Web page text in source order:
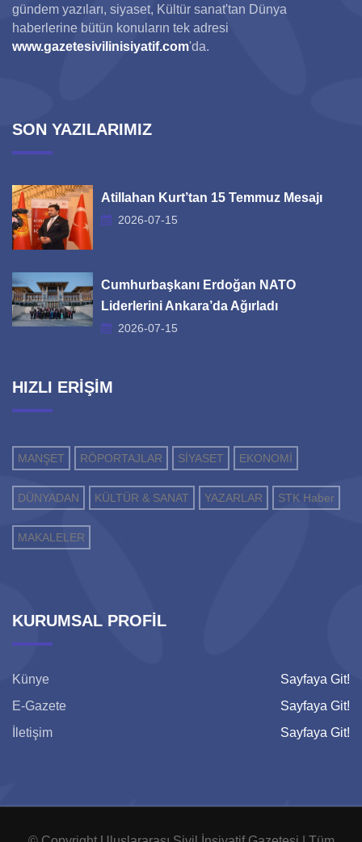
gündem yazıları, siyaset, Kültür sanat'tan Dünya
haberlerine bütün konuların tek adresi
www.gazetesivilinisiyatif.com'da.
SON YAZILARIMIZ
Atillahan Kurt’tan 15 Temmuz Mesajı
2026-07-15
Cumhurbaşkanı Erdoğan NATO
Liderlerini Ankara’da Ağırladı
2026-07-15
HIZLI ERİŞİM
MANŞET RÖPORTAJLAR SİYASET EKONOMİ
DÜNYADAN KÜLTÜR & SANAT YAZARLAR STK Haber
MAKALELER
KURUMSAL PROFİL
Künye
Sayfaya Git!
E-Gazete
Sayfaya Git!
İletişim
Sayfaya Git!